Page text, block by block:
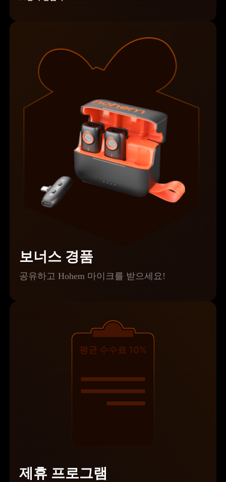
Hohem MIC-01
더보기
보너스 경품
공유하고 Hohem 마이크를 받으세요!
평균 수수료 10%
제휴 프로그램